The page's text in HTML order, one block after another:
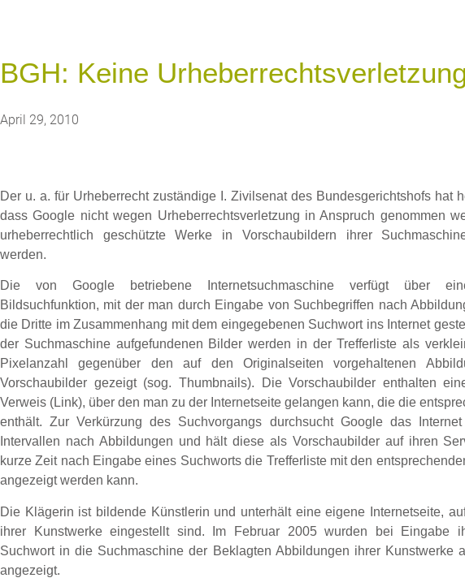
BGH: Keine
April 29, 2010
Der u. a. für Urheberrecht zuständige I. Zivilsenat des Bundesgerichtshofs hat
dass Google nicht wegen Urheberrechtsverletzung in Anspruch genommen
urheberrechtlich geschützte Werke in Vorschaubildern ihrer
werden.
Die von Google betriebene Internetsuchmaschine verfügt über
Bildsuchfunktion, mit der man durch Eingabe von Suchbegriffen nach
die Dritte im Zusammenhang mit dem eingegebenen Suchwort ins Internet
der Suchmaschine aufgefundenen Bilder werden in der Trefferliste als
Pixelanzahl gegenüber den auf den Originalseiten vorgehaltenen
Vorschaubilder gezeigt (sog. Thumbnails). Die Vorschaubilder enthalten
Verweis (Link), über den man zu der Internetseite gelangen kann, die die
enthält. Zur Verkürzung des Suchvorgangs durchsucht Google das
Intervallen nach Abbildungen und hält diese als Vorschaubilder auf ihren
kurze Zeit nach Eingabe eines Suchworts die Trefferliste mit den
angezeigt werden kann.
Die Klägerin ist bildende Künstlerin und unterhält eine eigene Internetseite,
ihrer Kunstwerke eingestellt sind. Im Februar 2005 wurden bei Eingabe
Suchwort in die Suchmaschine der Beklagten Abbildungen ihrer Kunstwerke
angezeigt.